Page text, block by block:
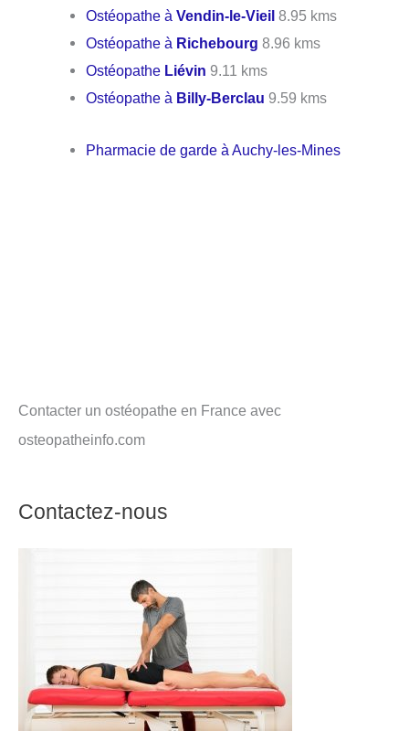
Ostéopathe àVendin-le-Vieil 8.95 kms
Ostéopathe à Richebourg 8.96 kms
Ostéopathe Liévin 9.11 kms
Ostéopathe à Billy-Berclau 9.59 kms
Pharmacie de garde à Auchy-les-Mines
Contacter un ostéopathe en France avec
osteopatheinfo.com
Contactez-nous